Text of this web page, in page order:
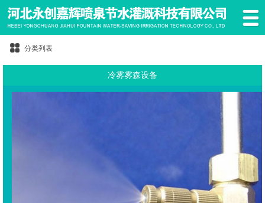
分类列表
冷雾雾森设备